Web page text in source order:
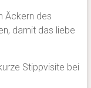
Äckern des
damit das liebe
Stippvisite bei